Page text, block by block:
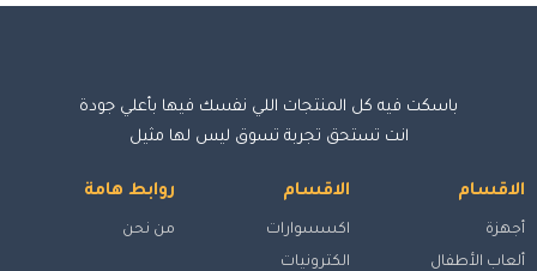
باسكت فيه كل المنتجات اللي نفسك فيها بأعلي جودة
انت تستحق تجربة تسوق ليس لها مثيل
الاقسام
أجهزة
ألعاب الأطفال
الاقسام
اكسسوارات
الكترونيات
روابط هامة
من نحن